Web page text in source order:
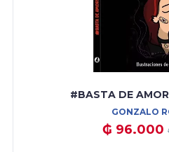
#BASTA DE
GONZALO
₲ 96.000